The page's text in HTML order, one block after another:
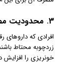
3. محدودیت
افرادی که
زردچوبه محتاط
خونریزی را افزایش